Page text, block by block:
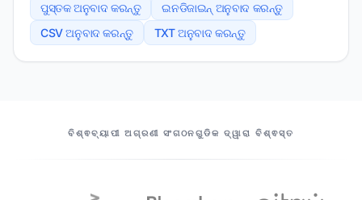
ପୁସ୍ତକ ଅନୁବାଦ କରନ୍ତୁ
ଇନଡିଜାଇନ୍ ଅନୁବାଦ କରନ୍ତୁ
CSV ଅନୁବାଦ କରନ୍ତୁ
TXT ଅନୁବାଦ କରନ୍ତୁ
ଆମର ଅଂଶୀଦାରବିଶ୍ଵବ୍ୟାପୀ ଅଗ୍ରଣୀ ସଂଗଠନଗୁଡିକ ଦ୍ୱାରା ବିଶ୍ଵସ୍ତ